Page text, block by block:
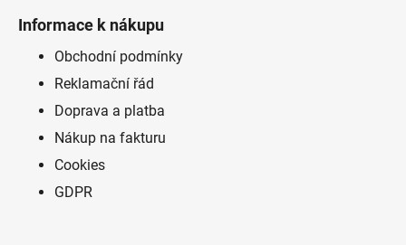
Informace k nákupu
Obchodní podmínky
Reklamační řád
Doprava a platba
Nákup na fakturu
Cookies
GDPR